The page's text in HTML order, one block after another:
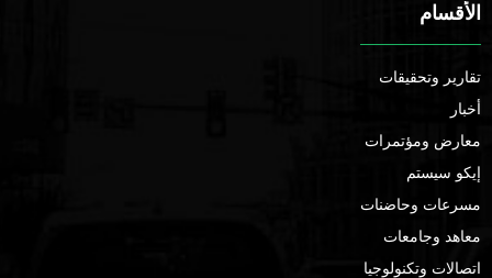
الأقسام
تقارير وتحقيقات
أخبار
معارض ومؤتمرات
إيكو سيستم
مسرعات وحاضنات
معاهد وجامعات
اتصالات وتكنولوجيا